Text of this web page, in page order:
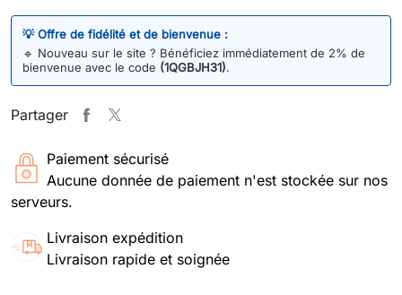
💡 Offre de fidélité et de bienvenue :
🔹 Nouveau sur le site ? Bénéficiez immédiatement de 2% de
bienvenue avec le code (1QGBJH31).
Partager
Paiement sécurisé
Aucune donnée de paiement n'est stockée sur nos
serveurs.
Livraison expédition
Livraison rapide et soignée